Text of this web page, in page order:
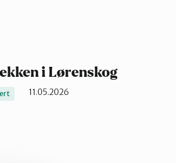
i Lørenskog
11.05.2026